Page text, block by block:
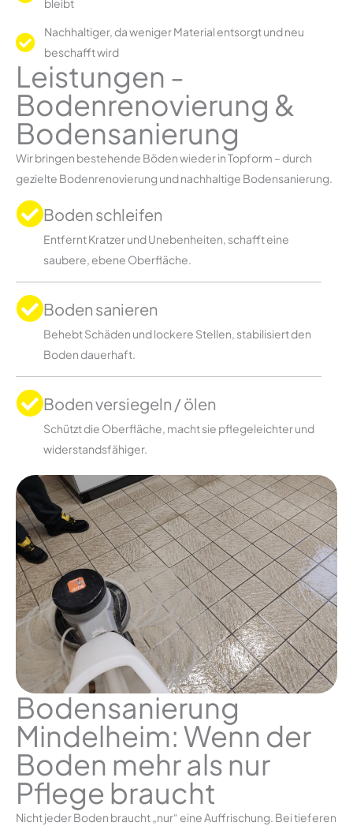
bleibt
Nachhaltiger, da weniger Material entsorgt und neu
beschafft wird
Leistungen -
Bodenrenovierung &
Bodensanierung
Wir bringen bestehende Böden wieder in Topform – durch
gezielte Bodenrenovierung und nachhaltige Bodensanierung.
Boden schleifen
Entfernt Kratzer und Unebenheiten, schafft eine
saubere, ebene Oberfläche.
Boden sanieren
Behebt Schäden und lockere Stellen, stabilisiert den
Boden dauerhaft.
Boden versiegeln / ölen
Schützt die Oberfläche, macht sie pflegeleichter und
widerstandsfähiger.
Bodensanierung
Mindelheim: Wenn der
Boden mehr als nur
Pflege braucht
Nicht jeder Boden braucht „nur“ eine Auffrischung. Bei tieferen